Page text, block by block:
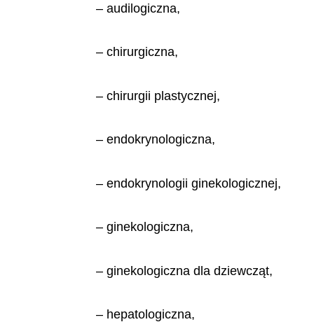
– audilogiczna,
– chirurgiczna,
– chirurgii plastycznej,
– endokrynologiczna,
– endokrynologii ginekologicznej,
– ginekologiczna,
– ginekologiczna dla dziewcząt,
– hepatologiczna,